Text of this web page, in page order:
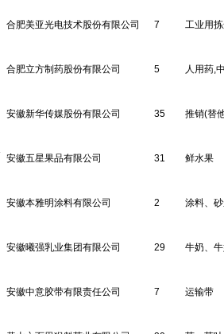
合肥美亚光电技术股份有限公司 7 工业用
合肥立方制药股份有限公司 5 人用药,
安徽新华传媒股份有限公司 35 推销(替
安徽五星果品有限公司 31 鲜水果
安徽本雅明涂料有限公司 2 涂料、
安徽曦强乳业集团有限公司 29 牛奶、
安徽中意胶带有限责任公司 7 运输带